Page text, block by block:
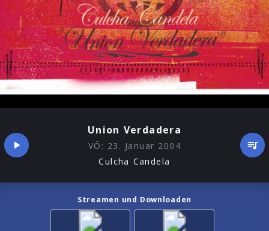
Union Verdadera
VÖ: 23. Januar 2004
Culcha Candela
Streamen und Downloaden